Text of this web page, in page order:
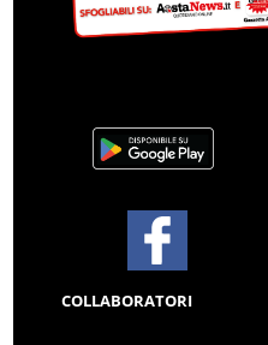
COLLABORATORI